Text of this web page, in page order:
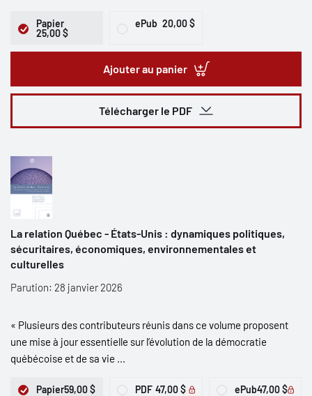
Papier
25,00 $
ePub 20,00 $
Ajouter au panier
Télécharger le PDF
La relation Québec - États-Unis : dynamiques politiques,
sécuritaires, économiques, environnementales et
culturelles
Parution: 28 janvier 2026
« Plusieurs des contributeurs réunis dans ce volume proposent
une mise à jour essentielle sur l’évolution de la démocratie
québécoise et de sa vie ...
Papier59,00 $ PDF 47,00 $ ePub47,00 $